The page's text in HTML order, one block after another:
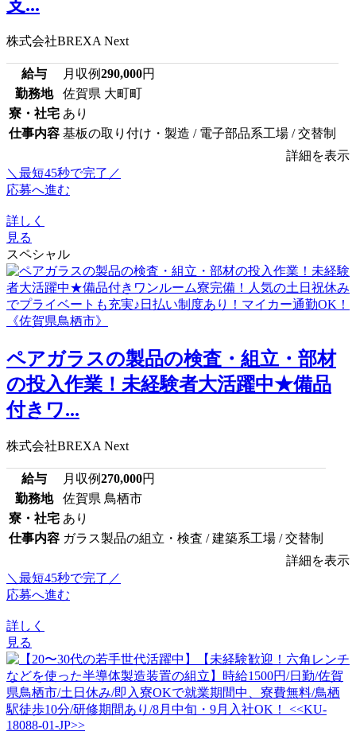
支...
株式会社BREXA Next
給与 月収例290,000円
勤務地
佐賀県 大町町
寮・社宅 あり
仕事内容 基板の取り付け・製造 / 電子部品系工場 / 交替制
詳細を表示
＼最短45秒で完了／
応募へ進む
詳しく
見る
スペシャル
ペアガラスの製品の検査・組立・部材
の投入作業！未経験者大活躍中★備品
付きワ...
株式会社BREXA Next
給与 月収例270,000円
勤務地
佐賀県 鳥栖市
寮・社宅 あり
仕事内容 ガラス製品の組立・検査 / 建築系工場 / 交替制
詳細を表示
＼最短45秒で完了／
応募へ進む
詳しく
見る